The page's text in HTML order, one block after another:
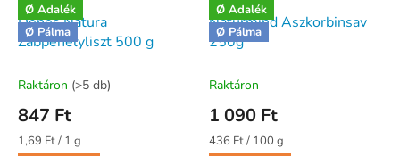
Ø Adalék
Ø Pálma
Dénes Natura
Zabpehelyliszt 500 g
Raktáron (>5 db)
847 Ft
Egységár:
1,69 Ft / 1 g
Ø Adalék
Ø Pálma
Naturmind Aszkorbinsav
250g
Raktáron
1 090 Ft
Egységár:
436 Ft / 100 g